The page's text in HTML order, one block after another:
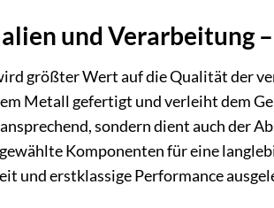
und Verarbeitung
größter Wert auf die Qualität der
Metall gefertigt und verleiht dem
sondern dient auch der
Komponenten für eine
und erstklassige Performance